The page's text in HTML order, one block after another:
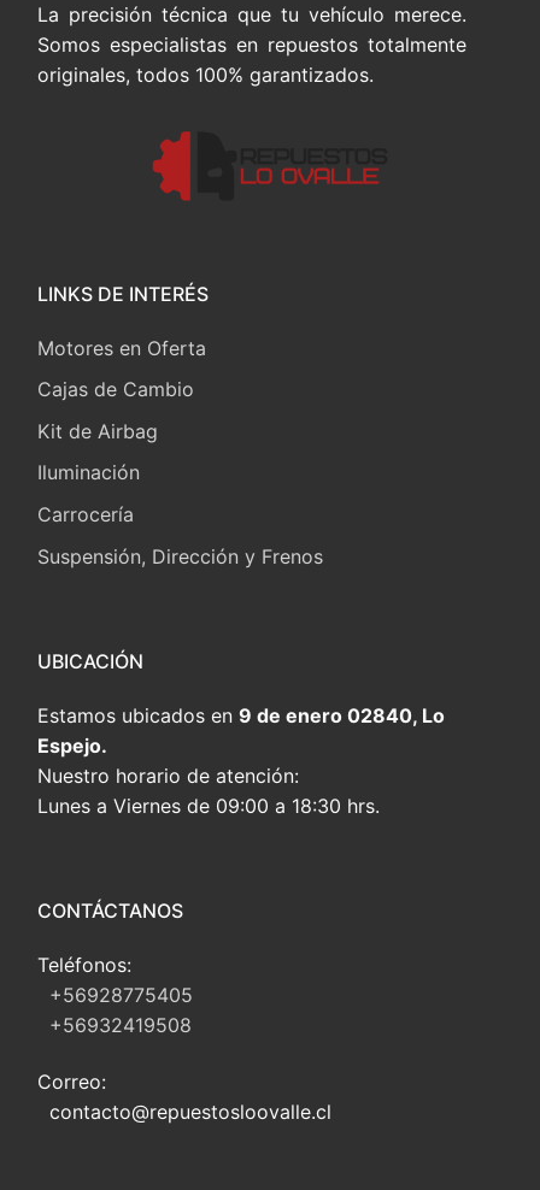
La precisión técnica que tu vehículo merece.
Somos especialistas en repuestos totalmente
originales, todos 100% garantizados.
LINKS DE INTERÉS
Motores en Oferta
Cajas de Cambio
Kit de Airbag
Iluminación
Carrocería
Suspensión, Dirección y Frenos
UBICACIÓN
Estamos ubicados en 9 de enero 02840, Lo
Espejo.
Nuestro horario de atención:
Lunes a Viernes de 09:00 a 18:30 hrs.
CONTÁCTANOS
Teléfonos:
+56928775405
+56932419508
Correo:
contacto@repuestosloovalle.cl